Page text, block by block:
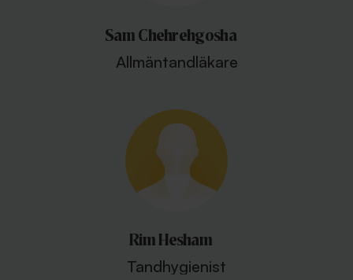
Sam Chehrehgosha
Allmäntandläkare
Rim Hesham
Tandhygienist